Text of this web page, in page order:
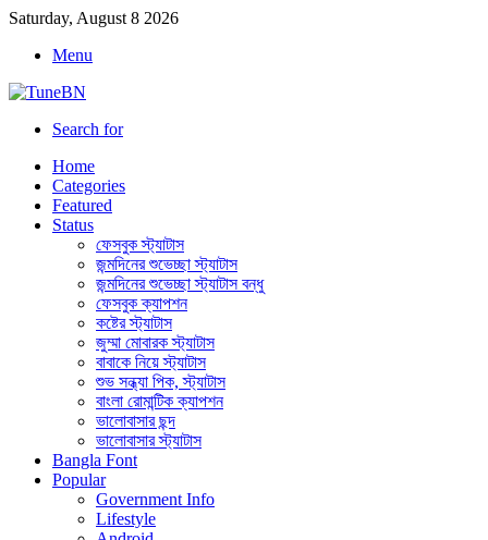
Saturday, August 8 2026
Menu
Search for
Home
Categories
Featured
Status
ফেসবুক স্ট্যাটাস
জন্মদিনের শুভেচ্ছা স্ট্যাটাস
জন্মদিনের শুভেচ্ছা স্ট্যাটাস বন্ধু
ফেসবুক ক্যাপশন
কষ্টের স্ট্যাটাস
জুম্মা মোবারক স্ট্যাটাস
বাবাকে নিয়ে স্ট্যাটাস
শুভ সন্ধ্যা পিক, স্ট্যাটাস
বাংলা রোমান্টিক ক্যাপশন
ভালোবাসার ছন্দ
ভালোবাসার স্ট্যাটাস
Bangla Font
Popular
Government Info
Lifestyle